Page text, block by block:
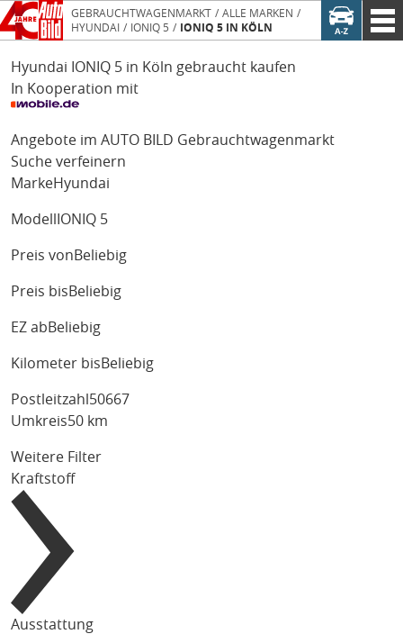
GEBRAUCHTWAGENMARKT
ALLE MARKEN
HYUNDAI
IONIQ 5 IONIQ 5 IN KÖLN
Hyundai IONIQ 5 in Köln gebraucht kaufen
In Kooperation mit
Angebote im AUTO BILD Gebrauchtwagenmarkt
Suche verfeinern
MarkeHyundai
Modell IONIQ 5
Preis von Beliebig
Preis bis Beliebig
EZ ab Beliebig
Kilometer bis Beliebig
Postleitzahl
Umkreis50 km
Weitere Filter
Kraftstoff
Ausstattung